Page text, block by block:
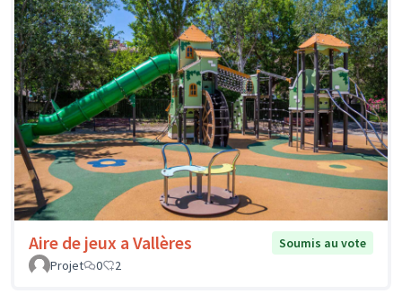
Aire de jeux a Vallères
Soumis au vote
Projet
0 2